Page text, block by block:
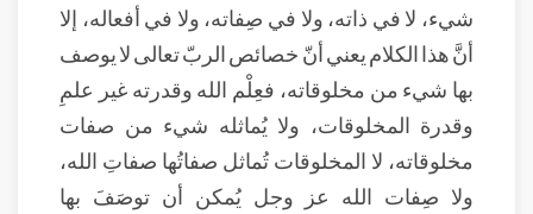
شيء، لا في ذاته، ولا في صِفاته، ولا في أفعاله، إلا
أنَّ هذا الكلام يعني أنّ خصائص الربّ تعالى لا يوصف
بها شيء من مخلوقاته، فعِلْم الله وقدرته غير علمِ
وقدرة المخلوقات، ولا يُماثله شيء من صفات
مخلوقاته، لا المخلوقات تُماثل صفاتُها صفاتِ الله،
ولا صِفات الله عز وجل يُمكن أن توصَفَ بها